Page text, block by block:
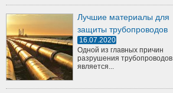
Лучшие материалы для
защиты трубопроводов
16.07.2020
Одной из главных причин
разрушения трубопроводов
является...